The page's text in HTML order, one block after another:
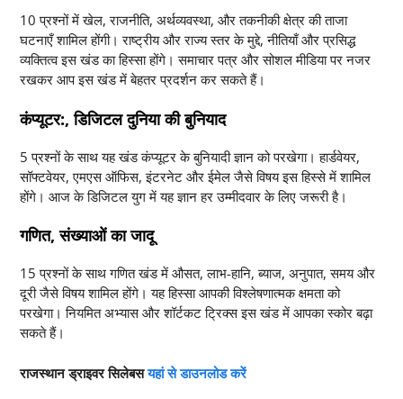
10 प्रश्नों में खेल, राजनीति, अर्थव्यवस्था, और तकनीकी क्षेत्र की ताजा
घटनाएँ शामिल होंगी। राष्ट्रीय और राज्य स्तर के मुद्दे, नीतियाँ और प्रसिद्ध
व्यक्तित्व इस खंड का हिस्सा होंगे। समाचार पत्र और सोशल मीडिया पर नजर
रखकर आप इस खंड में बेहतर प्रदर्शन कर सकते हैं।
कंप्यूटर:, डिजिटल दुनिया की बुनियाद
5 प्रश्नों के साथ यह खंड कंप्यूटर के बुनियादी ज्ञान को परखेगा। हार्डवेयर,
सॉफ्टवेयर, एमएस ऑफिस, इंटरनेट और ईमेल जैसे विषय इस हिस्से में शामिल
होंगे। आज के डिजिटल युग में यह ज्ञान हर उम्मीदवार के लिए जरूरी है।
गणित, संख्याओं का जादू
15 प्रश्नों के साथ गणित खंड में औसत, लाभ-हानि, ब्याज, अनुपात, समय और
दूरी जैसे विषय शामिल होंगे। यह हिस्सा आपकी विश्लेषणात्मक क्षमता को
परखेगा। नियमित अभ्यास और शॉर्टकट ट्रिक्स इस खंड में आपका स्कोर बढ़ा
सकते हैं।
राजस्थान ड्राइवर सिलेबसयहां से डाउनलोड करें